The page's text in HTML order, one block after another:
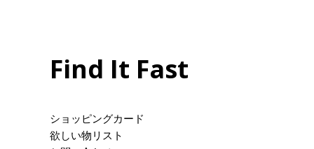
Find It Fast
ショッピングカード
欲しい物リスト